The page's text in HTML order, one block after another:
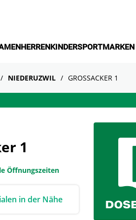
HERRENKINDERSPORTMARKEN
NIEDERUZWIL GROSSACKER 1
1
Öffnungszeiten
in der Nähe